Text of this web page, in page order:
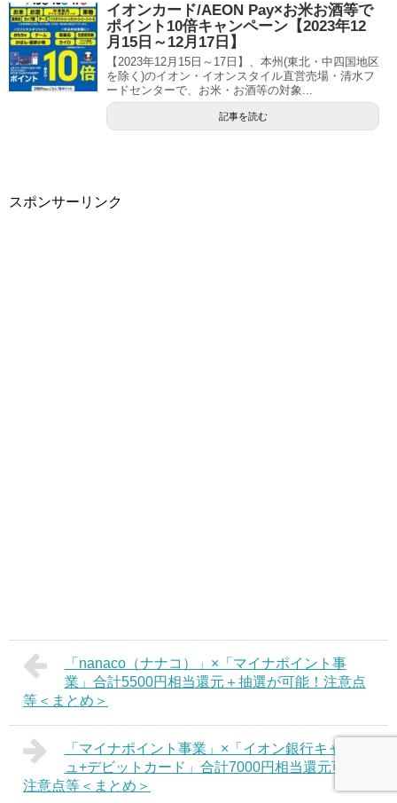
イオンカード/AEON Pay×お米お酒等で
ポイント10倍キャンペーン【2023年12
月15日～12月17日】
【2023年12月15日～17日】、本州(東北・中四国地区
を除く)のイオン・イオンスタイル直営売場・清水フ
ードセンターで、お米・お酒等の対象...
記事を読む
スポンサーリンク
「nanaco（ナナコ）」×「マイナポイント事
業」合計5500円相当還元＋抽選が可能！注意点
等＜まとめ＞
「マイナポイント事業」×「イオン銀行キャッシ
ュ+デビットカード」合計7000円相当還元可能！
注意点等＜まとめ＞